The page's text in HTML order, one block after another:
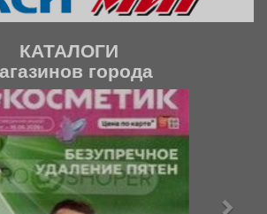
КАТАЛОГИ
города